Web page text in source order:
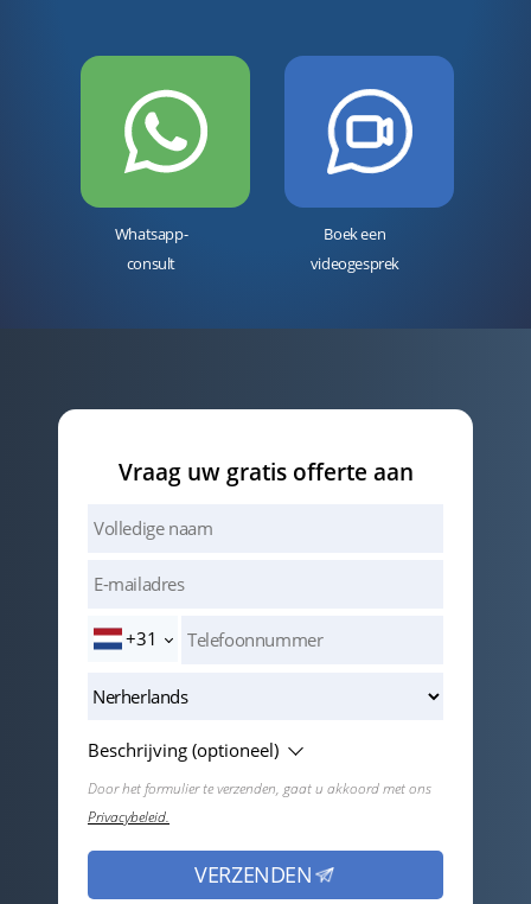
Whatsapp-
consult
Boek een
videogesprek
Vraag uw gratis offerte aan
+31
Beschrijving (optioneel)
Door het formulier te verzenden, gaat u akkoord met ons
Privacybeleid.